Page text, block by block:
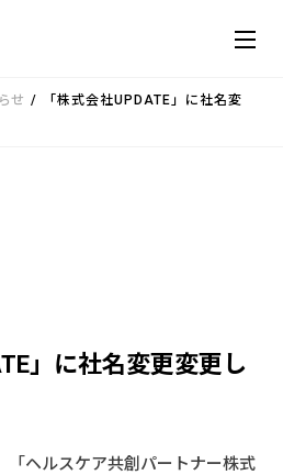
せ /
「株式会社UPDATE」に社名変
」に社名変更変更し
「ヘルスケア共創パートナー株式